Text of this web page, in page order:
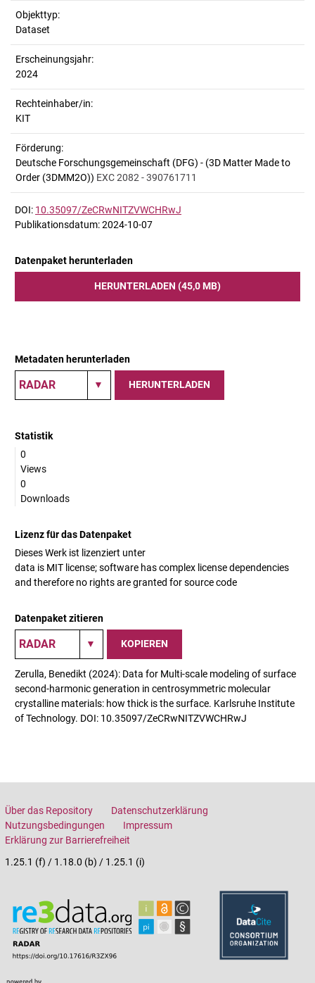
Objekttyp:
Dataset
Erscheinungsjahr:
2024
Rechteinhaber/in:
KIT
Förderung:
Deutsche Forschungsgemeinschaft (DFG) - (3D Matter Made to
Order (3DMM2O)) EXC 2082 - 390761711
DOI: 10.35097/ZeCRwNITZVWCHRwJ
Publikationsdatum: 2024-10-07
Datenpaket herunterladen
HERUNTERLADEN (45,0 MB)
Metadaten herunterladen
HERUNTERLADEN
Statistik
0
Views
0
Downloads
Lizenz für das Datenpaket
Dieses Werk ist lizenziert unter
data is MIT license; software has complex license dependencies
and therefore no rights are granted for source code
Datenpaket zitieren
KOPIEREN
Zerulla, Benedikt (2024): Data for Multi-scale modeling of surface
second-harmonic generation in centrosymmetric molecular
crystalline materials: how thick is the surface. Karlsruhe Institute
of Technology. DOI: 10.35097/ZeCRwNITZVWCHRwJ
Über das Repository
Datenschutzerklärung
Nutzungsbedingungen
Impressum
Erklärung zur Barrierefreiheit
1.25.1 (f) / 1.18.0 (b) / 1.25.1 (i)